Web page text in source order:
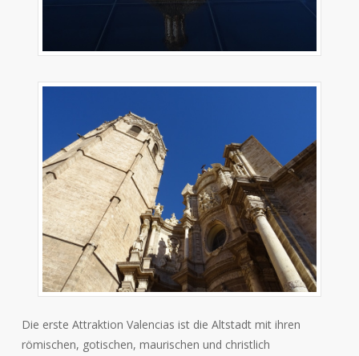
Die erste Attraktion Valencias ist die Altstadt mit ihren
römischen, gotischen, maurischen und christlich